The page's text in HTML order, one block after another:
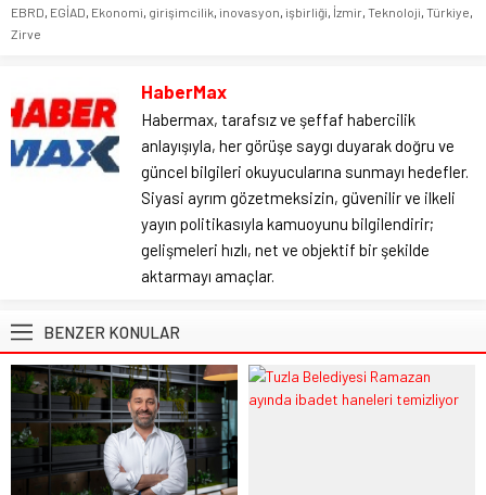
EBRD, EGİAD, Ekonomi, girişimcilik, inovasyon, işbirliği, İzmir, Teknoloji, Türkiye,
Zirve
HaberMax
Habermax, tarafsız ve şeffaf habercilik
anlayışıyla, her görüşe saygı duyarak doğru ve
güncel bilgileri okuyucularına sunmayı hedefler.
Siyasi ayrım gözetmeksizin, güvenilir ve ilkeli
yayın politikasıyla kamuoyunu bilgilendirir;
gelişmeleri hızlı, net ve objektif bir şekilde
aktarmayı amaçlar.
BENZER KONULAR